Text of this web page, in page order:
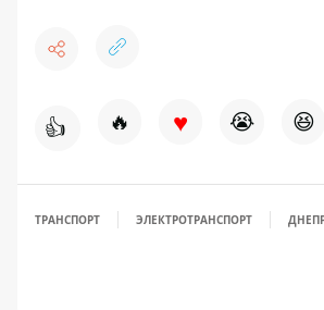
👍 🔥 ♥ 😭 😆
ТРАНСПОРТ ЭЛЕКТРОТРАНСПОРТ